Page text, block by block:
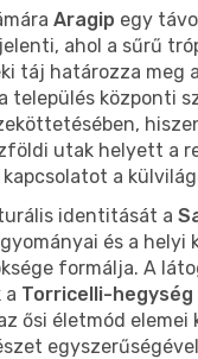
Aragip egy
ahol a sűrű
táj határozza meg
település központi
utak helyett a
a
identitását a
és a helyi
formálja. A
a Torricelli-hegység
ősi életmód elemei